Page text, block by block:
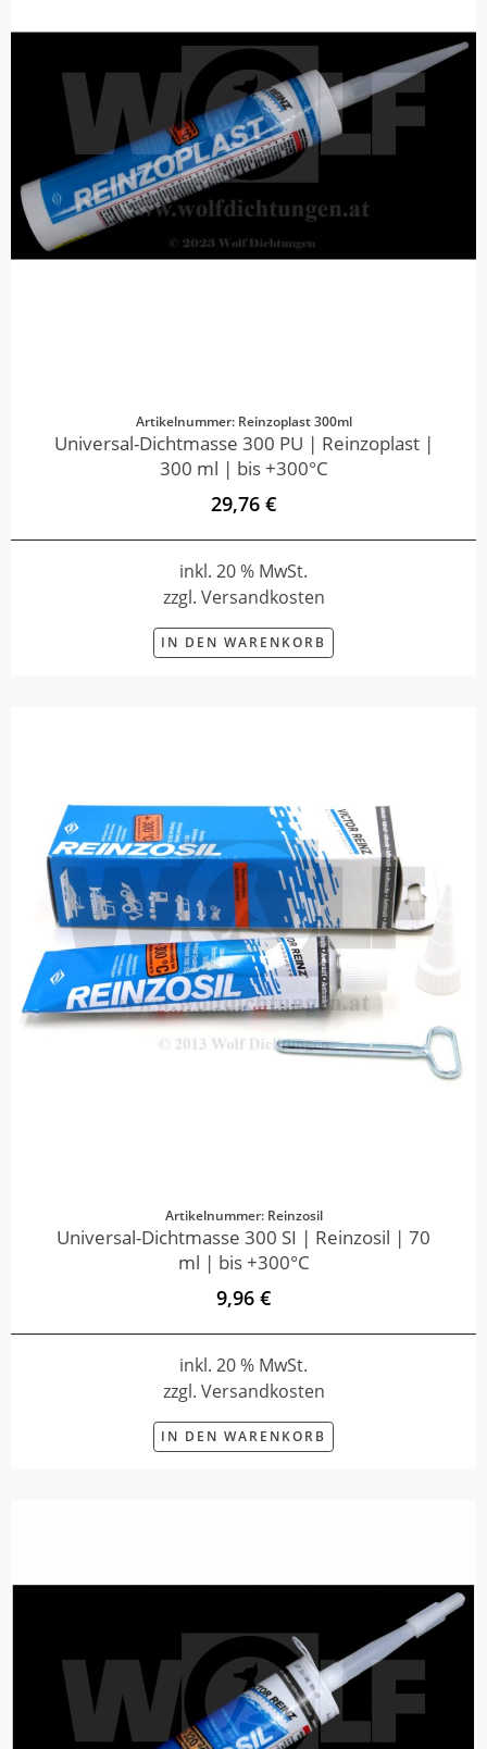
Artikelnummer: Reinzoplast 300ml
Universal-Dichtmasse 300 PU | Reinzoplast |
300 ml | bis +300°C
29,76 €
inkl. 20 % MwSt.
zzgl. Versandkosten
IN DEN WARENKORB
Artikelnummer: Reinzosil
Universal-Dichtmasse 300 SI | Reinzosil | 70
ml | bis +300°C
9,96 €
inkl. 20 % MwSt.
zzgl. Versandkosten
IN DEN WARENKORB